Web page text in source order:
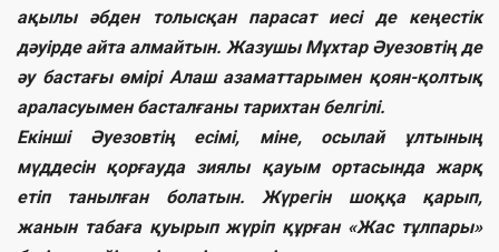
ақылы әбден толысқан парасат иесі де кеңестік
дәуірде айта алмайтын. Жазушы Мұхтар Әуезовтің де
әу бастағы өмірі Алаш азаматтарымен қоян-қолтық
араласуымен басталғаны тарихтан белгілі.
Екінші Әуезовтің есімі, міне, осылай ұлтының
мүддесін қорғауда зиялы қауым ортасында жарқ
етіп танылған болатын. Жүрегін шоққа қарып,
жанын табаға қуырып жүріп құрған «Жас тұлпары»